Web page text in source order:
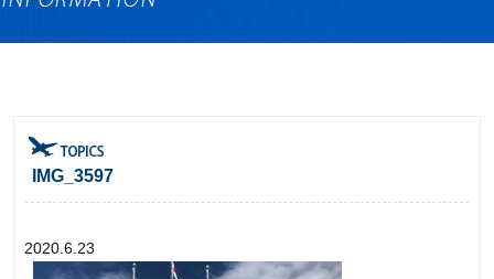
IMG_3597
2020.6.23